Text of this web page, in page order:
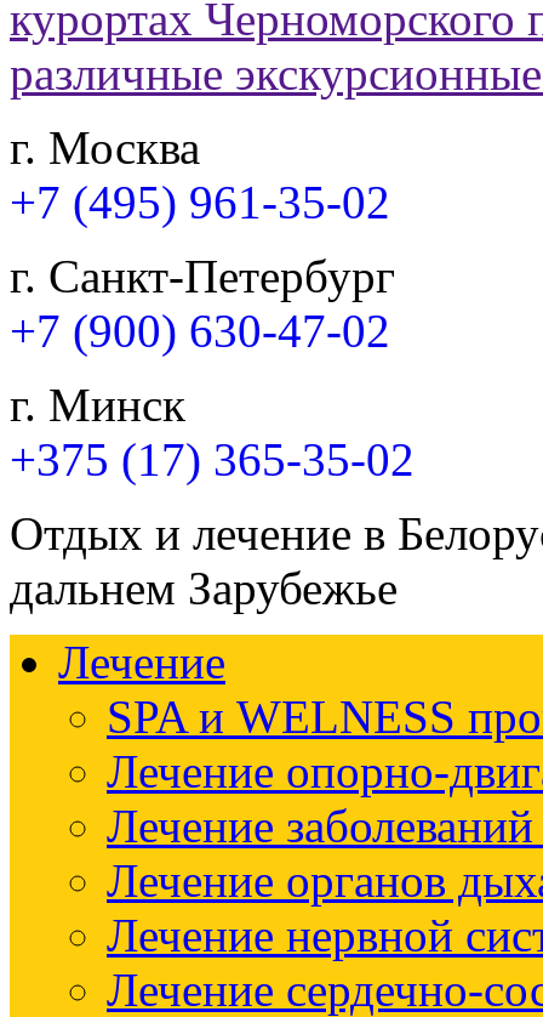
г. Москва
+7 (495) 961-35-02
г. Санкт-Петербург
+7 (900) 630-47-02
г. Минск
+375 (17) 365-35-02
Отдых и лечение в
дальнем Зарубежье
Лечение
SPA и WELNESS
Лечение опорно-
Лечение
Лечение органов
Лечение нервной
Лечение сердечно-